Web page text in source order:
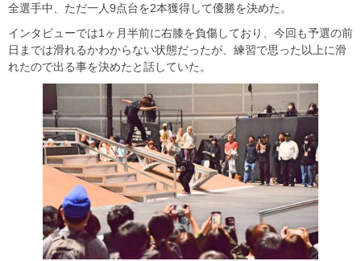
全選手中、ただ一人9点台を2本獲得して優勝を決めた。
インタビューでは1ヶ月半前に右膝を負傷しており、今回も予選の前
日までは滑れるかわからない状態だったが、練習で思った以上に滑
れたので出る事を決めたと話していた。